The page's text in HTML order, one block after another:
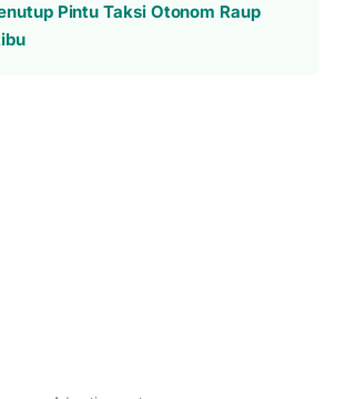
Pintu Taksi Otonom Raup